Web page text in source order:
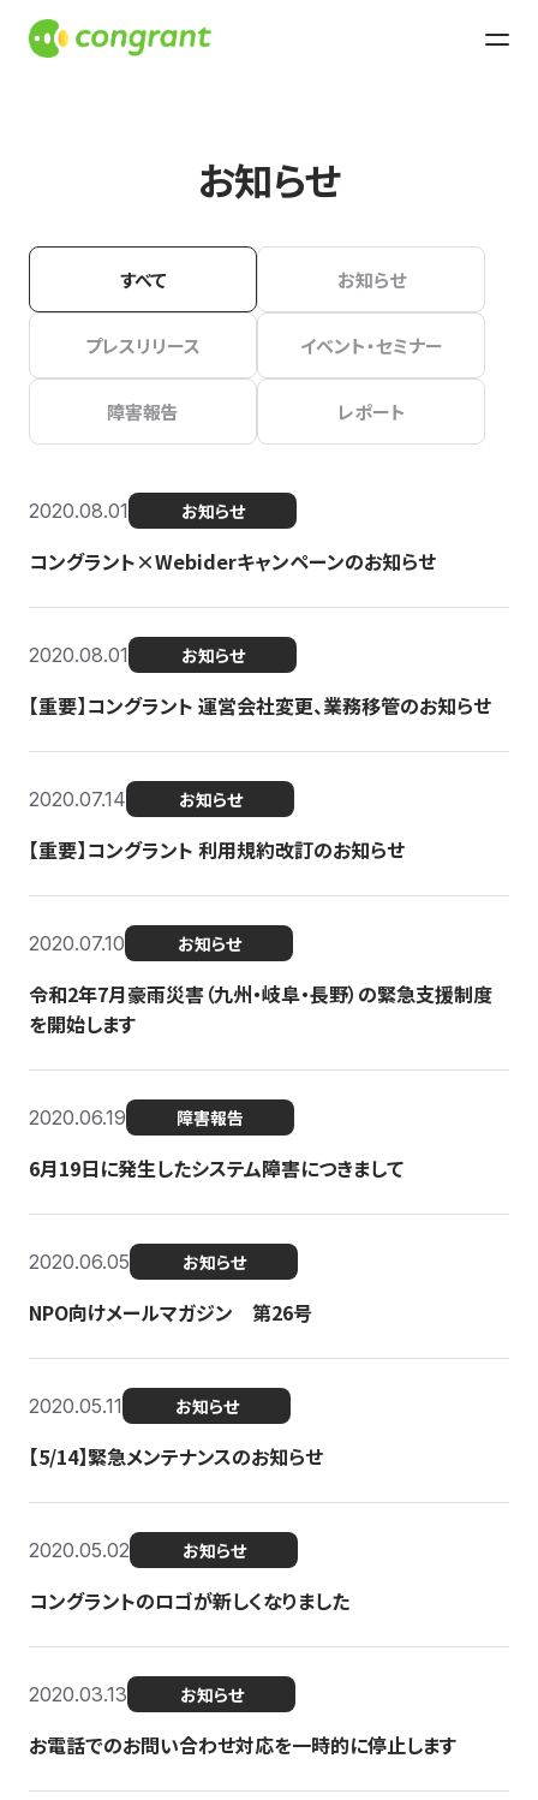
お知らせ
すべて お知らせ
プレスリリース イベント・セミナー
障害報告 レポート
2020.08.01 お知らせ
コングラント×Webiderキャンペーンのお知らせ
2020.08.01 お知らせ
【重要】コングラント 運営会社変更、業務移管のお知らせ
2020.07.14 お知らせ
【重要】コングラント 利用規約改訂のお知らせ
2020.07.10 お知らせ
令和2年7月豪雨災害（九州・岐阜・長野）の緊急支援制度
を開始します
2020.06.19 障害報告
6月19日に発生したシステム障害につきまして
2020.06.05 お知らせ
NPO向けメールマガジン 第26号
2020.05.11 お知らせ
【5/14】緊急メンテナンスのお知らせ
2020.05.02 お知らせ
コングラントのロゴが新しくなりました
2020.03.13 お知らせ
お電話でのお問い合わせ対応を一時的に停止します